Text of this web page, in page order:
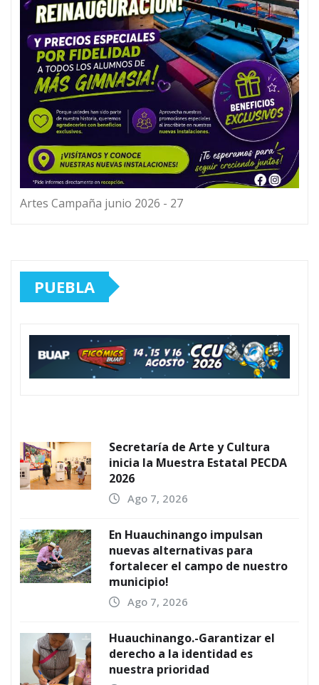
Artes Campaña junio 2026 - 27
PUEBLA
Secretaría de Arte y Cultura
inicia la Muestra Estatal PECDA
2026
Ago 7, 2026
En Huauchinango impulsan
nuevas alternativas para
fortalecer el campo de nuestro
municipio!
Ago 7, 2026
Huauchinango.-Garantizar el
derecho a la identidad es
nuestra prioridad